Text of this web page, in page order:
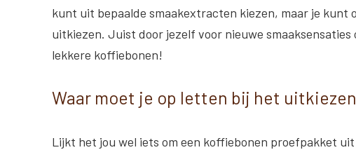
kunt uit bepaalde smaakextracten kiezen, maar je kunt
uitkiezen. Juist door jezelf voor nieuwe
lekkere koffiebonen!
Waar moet je op letten bij het
Lijkt het jou wel iets om een koffiebonen proefpakket